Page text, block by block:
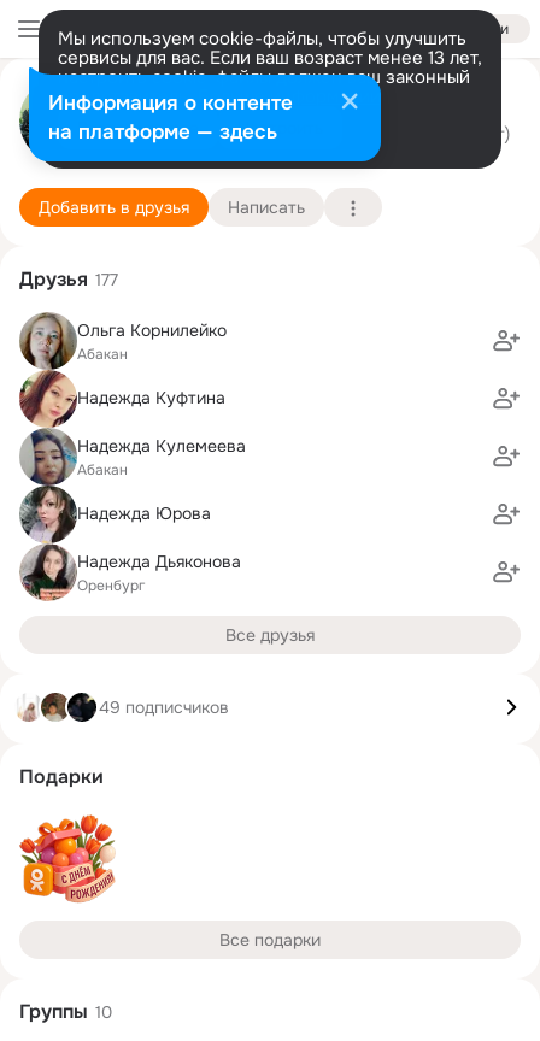
Войти
Мы используем cookie-файлы, чтобы улучшить
сервисы для вас. Если ваш возраст менее 13 лет,
настроить cookie-файлы должен ваш законный
представитель. Больше информации
Разрешить все Настроить
Кристина Степанова
г. Саяногорск (Хакасия Республика)24 декабря (40 лет)
9 школа
Подробнее
Добавить в друзья Написать
Друзья 177
Ольга Корнилейко
Абакан
Надежда Куфтина
Надежда Кулемеева
Абакан
Надежда Юрова
Надежда Дьяконова
Оренбург
Все друзья
49 подписчиков
Подарки
Все подарки
Группы 10
Информация о контенте
на платформе — здесь